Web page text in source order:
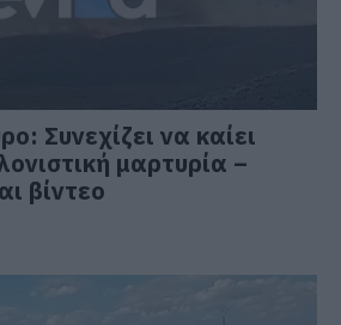
Συνεχίζει να καίει
μαρτυρία –
βίντεο